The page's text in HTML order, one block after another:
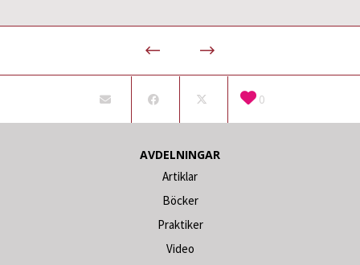
0
AVDELNINGAR
Artiklar
Böcker
Praktiker
Video